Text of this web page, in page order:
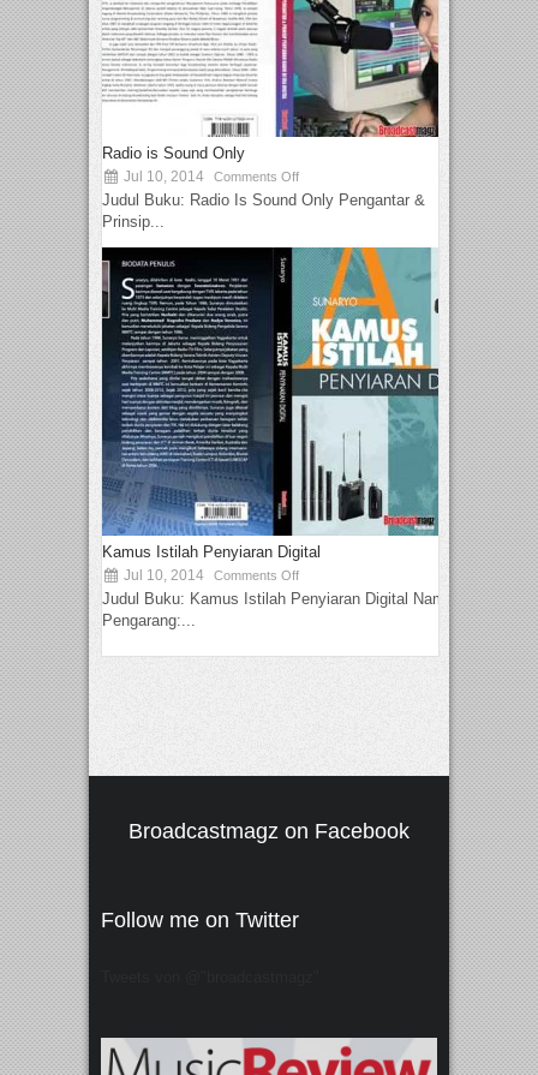
Radio is Sound Only
Jul 10, 2014 Comments Off
Judul Buku: Radio Is Sound Only Pengantar &
Prinsip...
Kamus Istilah Penyiaran Digital
Jul 10, 2014 Comments Off
Judul Buku: Kamus Istilah Penyiaran Digital Nama
Pengarang:...
Broadcastmagz on Facebook
Follow me on Twitter